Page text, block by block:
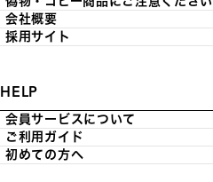
会社概要
採用サイト
HELP
会員サービスについて
ご利用ガイド
初めての方へ